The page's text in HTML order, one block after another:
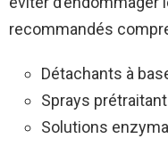
recommandés
Détachants à
Sprays
Solutions